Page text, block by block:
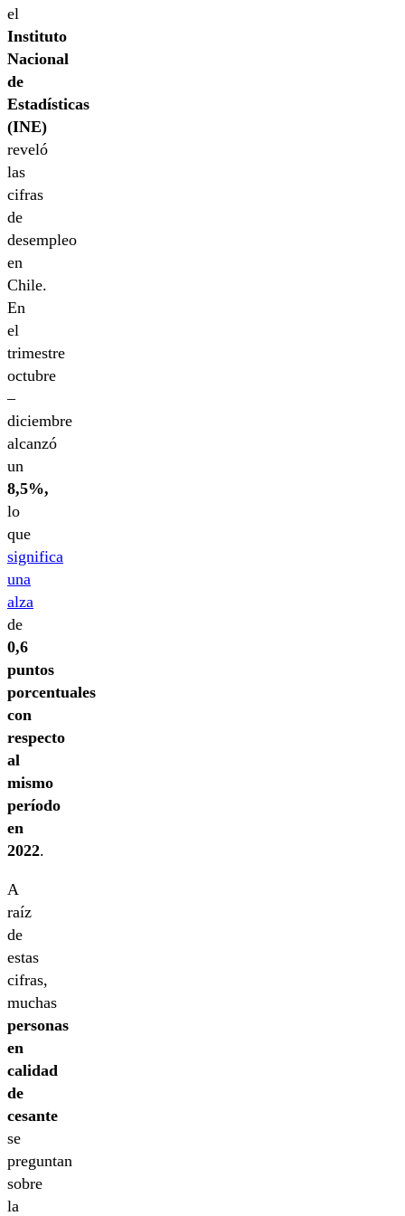
el
Instituto
Nacional
de
Estadísticas
(INE)
reveló
las
cifras
de
desempleo
en
Chile.
En
el
trimestre
octubre
–
diciembre
alcanzó
un
8,5%,
lo
que
significa
una
alza
de
0,6
puntos
porcentuales
con
respecto
al
mismo
período
en
2022.
A
raíz
de
estas
cifras,
muchas
personas
en
calidad
de
cesante
se
preguntan
sobre
la